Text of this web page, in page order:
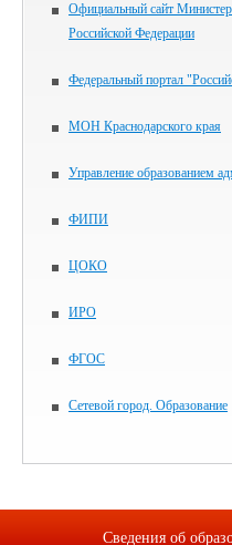
Официальный сайт
Российской Федерации
Федеральный портал
МОН Краснодарского края
Управление образованием
ФИПИ
ЦОКО
ИРО
ФГОС
Сетевой город. Образование
Сведения об